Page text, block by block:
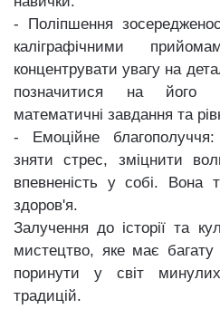
- Поліпшення
каліграфічними
концентрувати увагу на
позначитися на його
математичні завдання та
- Емоційне благополуччя:
зняти стрес, зміцнити
впевненість у собі. Вона
здоров'я.
Залучення до історії та
мистецтво, яке має багату
поринути у світ
традицій.